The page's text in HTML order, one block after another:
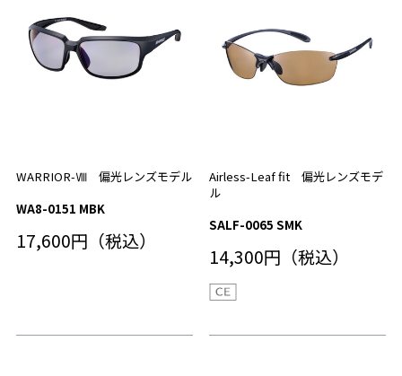
WARRIOR-Ⅷ 偏光レンズモデル
WA8-0151 MBK
17,600円（税込）
Airless-Leaf fit 偏光レンズモデ
ル
SALF-0065 SMK
14,300円（税込）